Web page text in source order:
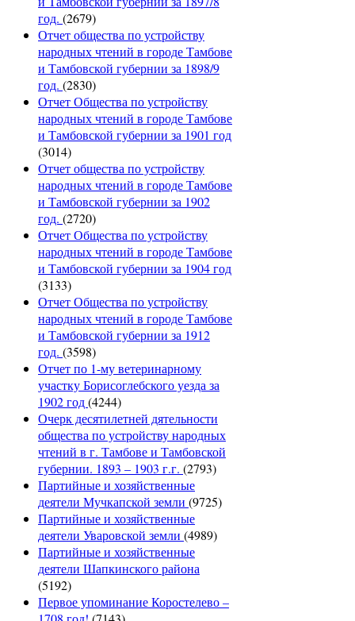
год. (2679)
Отчет общества по устройству
народных чтений в городе Тамбове
и Тамбовской губернии за 1898/9
год. (2830)
Отчет Общества по устройству
народных чтений в городе Тамбове
и Тамбовской губернии за 1901 год
(3014)
Отчет общества по устройству
народных чтений в городе Тамбове
и Тамбовской губернии за 1902
год. (2720)
Отчет Общества по устройству
народных чтений в городе Тамбове
и Тамбовской губернии за 1904 год
(3133)
Отчет Общества по устройству
народных чтений в городе Тамбове
и Тамбовской губернии за 1912
год. (3598)
Отчет по 1-му ветеринарному
участку Борисоглебского уезда за
1902 год(4244)
Очерк десятилетней дятельности
общества по устройству народных
чтений в г. Тамбове и Тамбовской
губернии. 1893 – 1903 г.г. (2793)
Партийные и хозяйственные
деятели Мучкапской земли (9725)
Партийные и хозяйственные
деятели Уваровской земли (4989)
Партийные и хозяйственные
деятели Шапкинского района
(5192)
Первое упоминание Коростелево –